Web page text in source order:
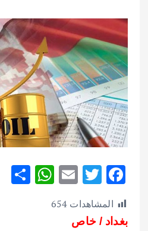
F
ac
e
T
w
it
E
ai
W
المشاهدات 654
بغداد / خاص